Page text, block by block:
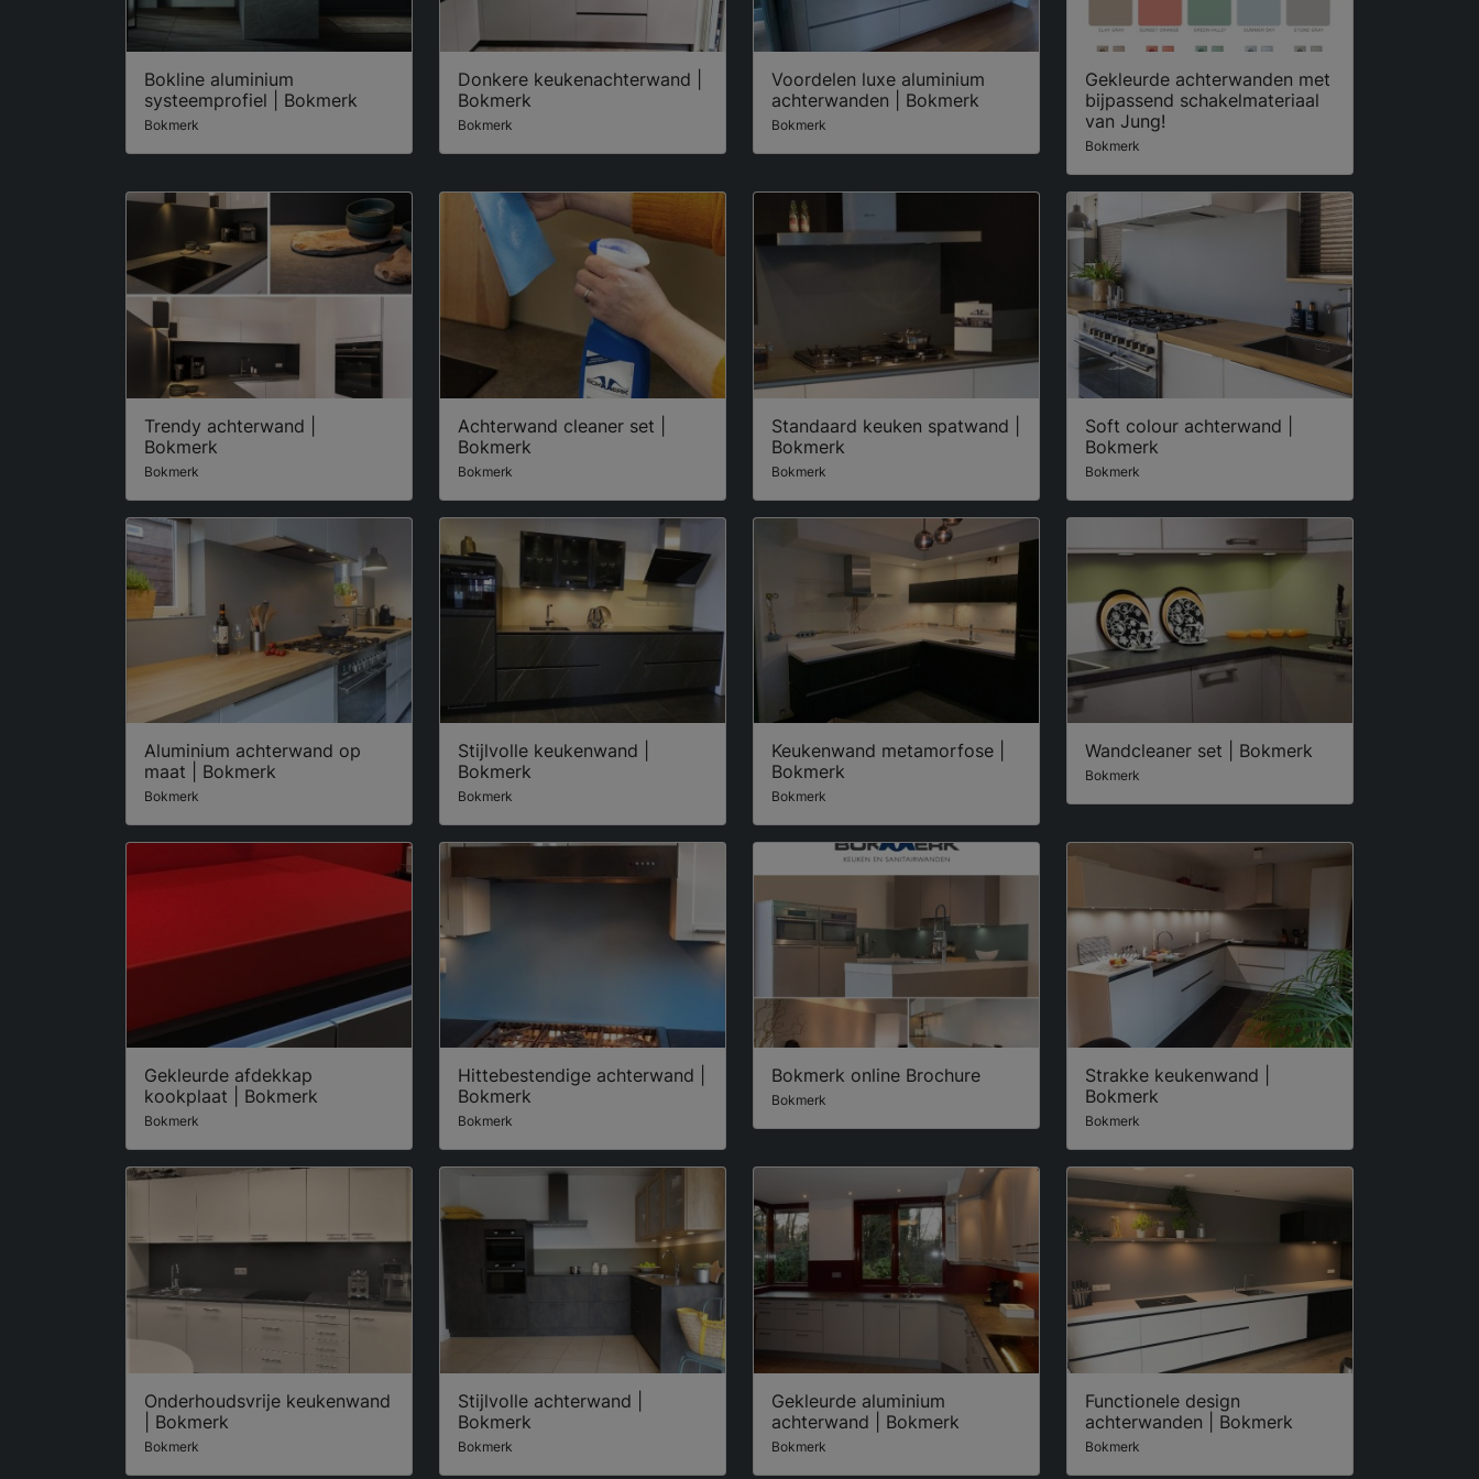
Bokline aluminium
systeemprofiel | Bokmerk
Bokmerk
Donkere keukenachterwand |
Bokmerk
Bokmerk
Voordelen luxe aluminium
achterwanden | Bokmerk
Bokmerk
Gekleurde achterwanden met
bijpassend schakelmateriaal
van Jung!
Bokmerk
Trendy achterwand |
Bokmerk
Bokmerk
Achterwand cleaner set |
Bokmerk
Bokmerk
Standaard keuken spatwand |
Bokmerk
Bokmerk
Soft colour achterwand |
Bokmerk
Bokmerk
Aluminium achterwand op
maat | Bokmerk
Bokmerk
Stijlvolle keukenwand |
Bokmerk
Bokmerk
Keukenwand metamorfose |
Bokmerk
Bokmerk
Wandcleaner set | Bokmerk
Bokmerk
Gekleurde afdekkap
kookplaat | Bokmerk
Bokmerk
Hittebestendige achterwand |
Bokmerk
Bokmerk
Bokmerk online Brochure
Bokmerk
Strakke keukenwand |
Bokmerk
Bokmerk
Onderhoudsvrije keukenwand
| Bokmerk
Bokmerk
Stijlvolle achterwand |
Bokmerk
Bokmerk
Gekleurde aluminium
achterwand | Bokmerk
Bokmerk
Functionele design
achterwanden | Bokmerk
Bokmerk